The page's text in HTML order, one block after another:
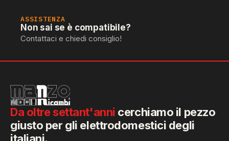
ASSISTENZA
Non sai se è compatibile?
Contattaci e chiedi consiglio!
Da oltre settant'anni cerchiamo il pezzo
giusto per gli elettrodomestici degli
italiani.